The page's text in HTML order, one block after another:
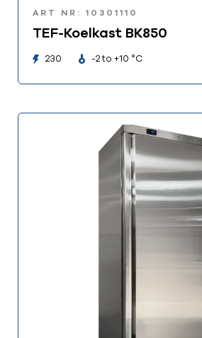
ART NR: 10301110
TEF-Koelkast BK850
230 -2 to +10 °C